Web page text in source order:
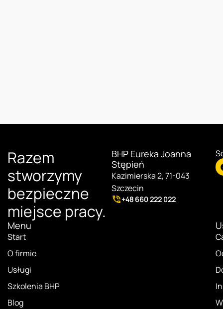
Razem
stworzymy
bezpieczne
miejsce pracy.
BHP Eureka Joanna
Stępień
Kazimierska 2, 71-043
Szczecin
+48 660 222 022
Menu
Start
O firmie
Usługi
Szkolenia BHP
Blog